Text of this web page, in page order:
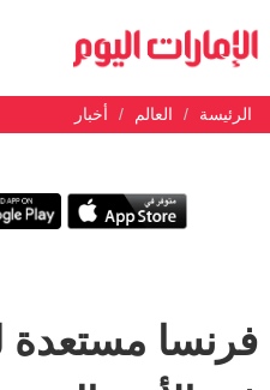
الرئيسة العالم أخبار
فرنسا مستعدة